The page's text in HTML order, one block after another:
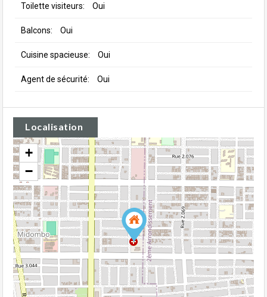
Toilette visiteurs: Oui
Balcons: Oui
Cuisine spacieuse: Oui
Agent de sécurité: Oui
Localisation
+
−